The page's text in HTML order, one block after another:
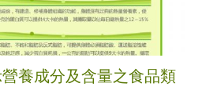
養成分及含量之食品類